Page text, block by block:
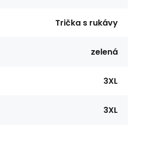
Trička s rukávy
zelená
3XL
3XL